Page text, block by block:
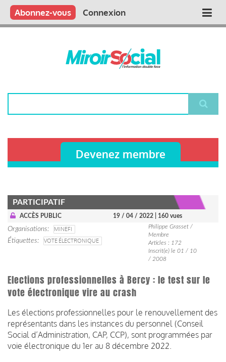
Aller
contenu
Main
Qui sommes nous ?
Vous publiez
Nous publions
Contactez-nous
Abonnez-vous Connexion
Devenez membre
PARTICIPATIF
ACCÈS PUBLIC 19 / 04 / 2022 | 160 vues
Organisations
MINEFI
Étiquettes
VOTE ÉLECTRONIQUE
Philippe Grasset /
Membre
Articles : 172
Inscrit(e) le 01 / 10
/ 2008
Elections professionnelles à Bercy : le test sur le
vote électronique vire au crash
Les élections professionnelles pour le renouvellement des
représentants dans les instances du personnel (Conseil
Social d’Administration, CAP, CCP), sont programmées par
voie électronique du 1er au 8 décembre 2022.